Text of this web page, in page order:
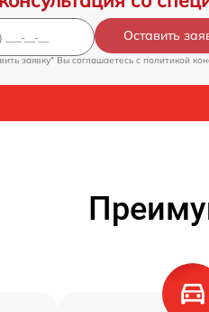
Оставить
заявку" Вы соглашаетесь c политикой